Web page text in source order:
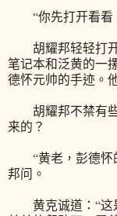
“你先打开看看
胡耀邦轻轻打开
笔记本和泛黄的一
德怀元帅的手迹。
胡耀邦不禁有些
来的？
“黄老，彭德怀
邦问。
黄克诚道：“这